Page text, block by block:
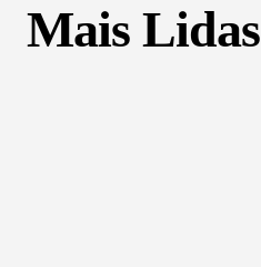
Mais Lidas